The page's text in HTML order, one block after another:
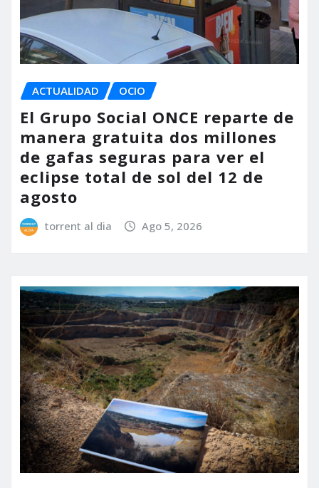
ACTUALIDAD OCIO
El Grupo Social ONCE reparte de
manera gratuita dos millones
de gafas seguras para ver el
eclipse total de sol del 12 de
agosto
torrent al dia Ago 5, 2026